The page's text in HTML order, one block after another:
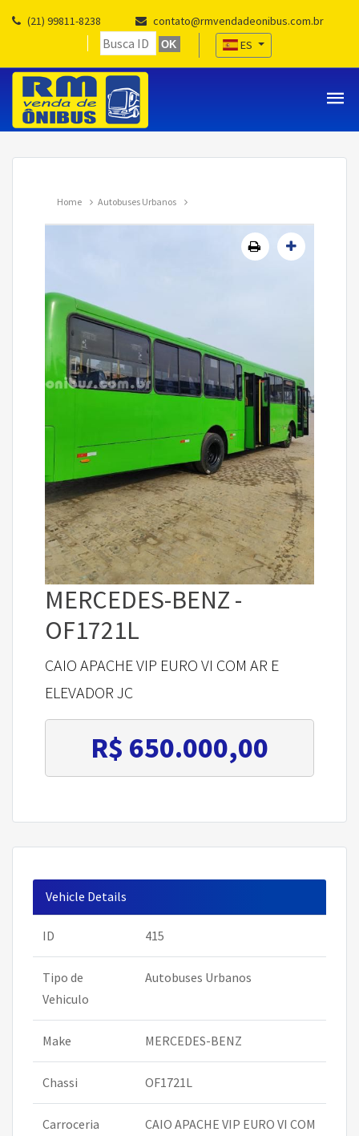
(21) 99811-8238 contato@rmvendadeonibus.com.br
OK ES
Home Autobuses Urbanos
MERCEDES-BENZ -
OF1721L
CAIO APACHE VIP EURO VI COM AR E
ELEVADOR JC
R$ 650.000,00
Vehicle Details
ID 415
Tipo de
Vehiculo
Autobuses Urbanos
Make MERCEDES-BENZ
Chassi OF1721L
Carroceria
CAIO APACHE VIP EURO VI COM